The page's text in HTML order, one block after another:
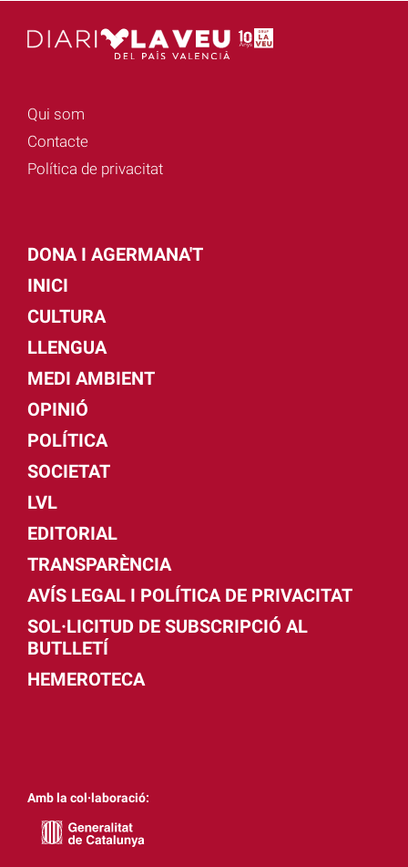
Qui som
Contacte
Política de privacitat
DONA I AGERMANA'T
INICI
CULTURA
LLENGUA
MEDI AMBIENT
OPINIÓ
POLÍTICA
SOCIETAT
LVL
EDITORIAL
TRANSPARÈNCIA
AVÍS LEGAL I POLÍTICA DE PRIVACITAT
SOL·LICITUD DE SUBSCRIPCIÓ AL
BUTLLETÍ
HEMEROTECA
Amb la col·laboració: